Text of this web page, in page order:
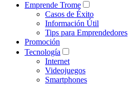
Emprende Trome
Casos de Éxito
Información Útil
Tips para Emprendedores
Promoción
Tecnología
Internet
Videojuegos
Smartphones